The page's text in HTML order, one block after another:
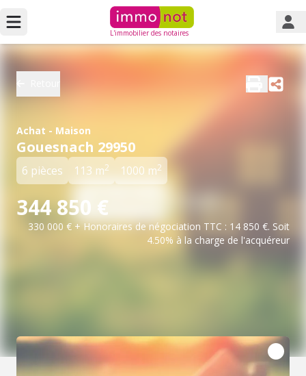
L'immobilier des notaires
Achat - Maison
Gouesnach 29950
6 pièces 113 m2 1000 m2
344 850 €
330 000 € + Honoraires de négociation TTC : 14 850 €. Soit
4.50% à la charge de l'acquéreur